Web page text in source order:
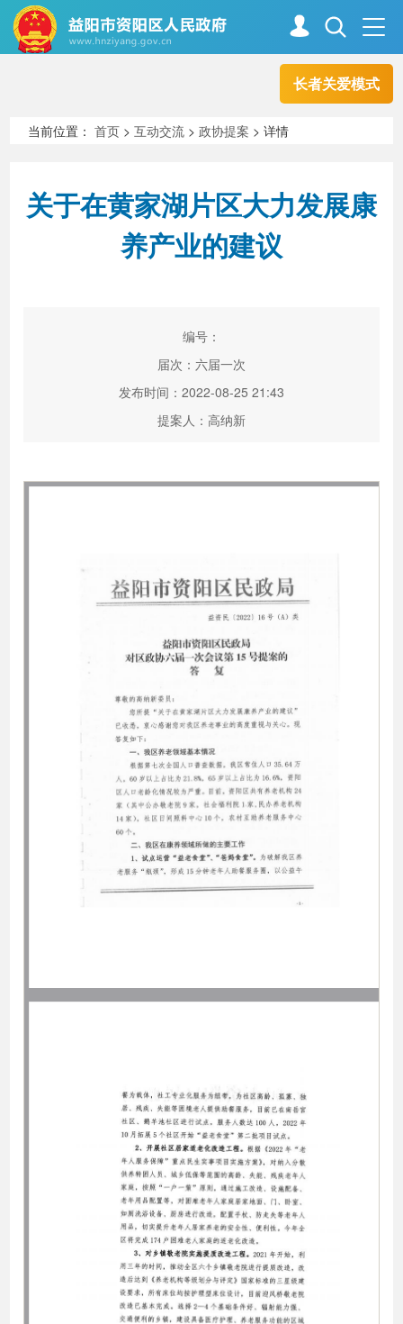
长者关爱模式
走进资阳
新闻中心 解读回应
高效办成一件事
当前位置：首页 >互动交流 >政协提案 > 详情
关于在黄家湖片区大力发展康
养产业的建议
编号：
届次：六届一次
发布时间：2022-08-25 21:43
提案人：高纳新